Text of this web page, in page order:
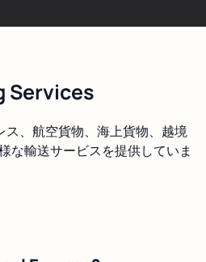
Services
ス、航空貨物、海上貨物、越境
な輸送サービスを提供していま